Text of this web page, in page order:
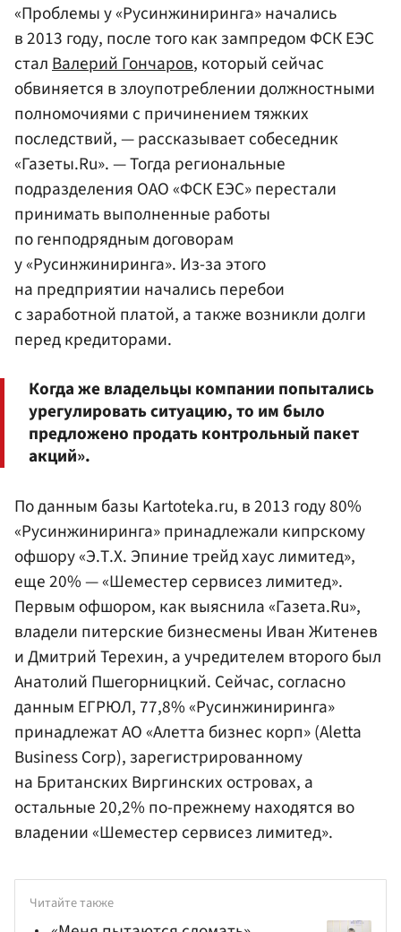
«Проблемы у «Русинжиниринга» начались
в 2013 году, после того как зампредом ФСК ЕЭС
сталВалерий Гончаров, который сейчас
обвиняется в злоупотреблении должностными
полномочиями с причинением тяжких
последствий, — рассказывает собеседник
«Газеты.Ru». — Тогда региональные
подразделения ОАО «ФСК ЕЭС» перестали
принимать выполненные работы
по генподрядным договорам
у «Русинжиниринга». Из-за этого
на предприятии начались перебои
с заработной платой, а также возникли долги
перед кредиторами.
Когда же владельцы компании попытались
урегулировать ситуацию, то им было
предложено продать контрольный пакет
акций».
По данным базы Kartoteka.ru, в 2013 году 80%
«Русинжиниринга» принадлежали кипрскому
офшору «Э.Т.Х. Эпиние трейд хаус лимитед»,
еще 20% — «Шеместер сервисез лимитед».
Первым офшором, как выяснила «Газета.Ru»,
владели питерские бизнесмены Иван Житенев
и Дмитрий Терехин, а учредителем второго был
Анатолий Пшегорницкий. Сейчас, согласно
данным ЕГРЮЛ, 77,8% «Русинжиниринга»
принадлежат АO «Алетта бизнес корп» (Aletta
Business Corp), зарегистрированному
на Британских Виргинских островах, а
остальные 20,2% по-прежнему находятся во
владении «Шеместер сервисез лимитед».
Читайте также